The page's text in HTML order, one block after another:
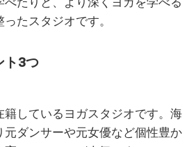
たスタジオです。
ト3つ
籍しているヨガスタジオです。海
元ダンサーや元女優など個性豊か